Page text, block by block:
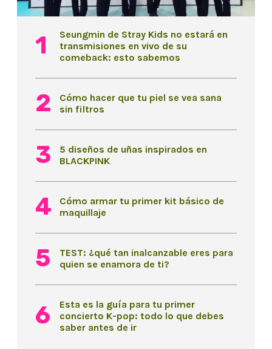
Seungmin de Stray Kids no estará en
transmisiones en vivo de su
comeback: esto sabemos
Cómo hacer que tu piel se vea sana
sin filtros
5 diseños de uñas inspirados en
BLACKPINK
Cómo armar tu primer kit básico de
maquillaje
TEST: ¿qué tan inalcanzable eres para
quien se enamora de ti?
Esta es la guía para tu primer
concierto K-pop: todo lo que debes
saber antes de ir